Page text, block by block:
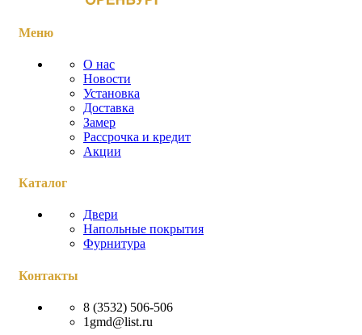
Меню
О нас
Новости
Установка
Доставка
Замер
Рассрочка и кредит
Акции
Каталог
Двери
Напольные покрытия
Фурнитура
Контакты
8 (3532) 506-506
1gmd@list.ru